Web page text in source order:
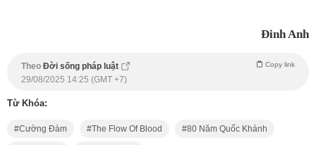
Đinh Anh
Theo Đời sống pháp luật Copy link
29/08/2025 14:25 (GMT +7)
Từ Khóa:
Cường Đàm The Flow Of Blood 80 Năm Quốc Khánh